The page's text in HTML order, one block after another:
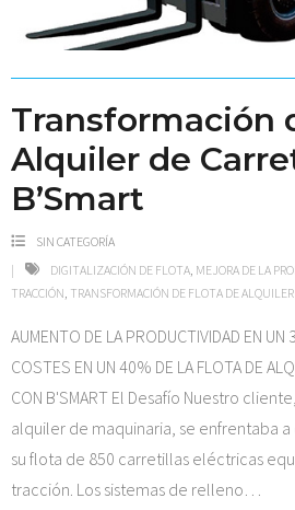
Español
Transformación
Alquiler de
B’Smart
SIN CATEGORÍA
DIGITALIZACIÓN DE FLOTA MEJORA DE LA
TRACCIÓN TRANSFORMACIÓN DE FLOTA DE
AUMENTO DE LA PRODUCTIVIDAD EN UN
COSTES EN UN 40% DE LA FLOTA DE
CON B'SMART El Desafío Nuestro
alquiler de maquinaria, se enfrentaba a
su flota de 850 carretillas eléctricas
tracción. Los sistemas de relleno